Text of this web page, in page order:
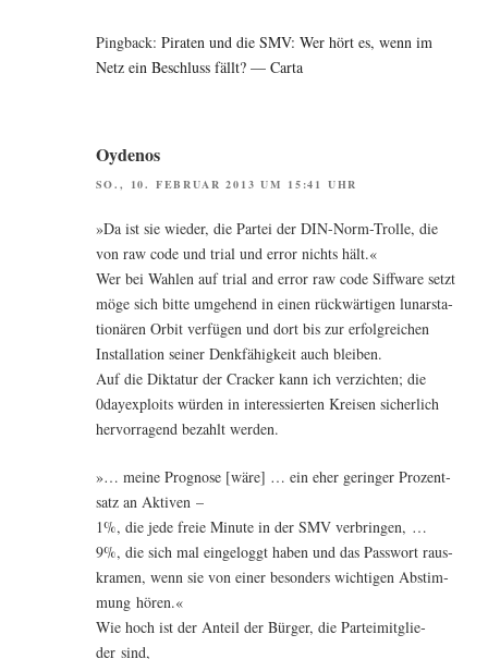
Pingback: Piraten und die SMV: Wer hört es, wenn im
Netz ein Beschluss fällt? — Carta
Oydenos
SO., 10. FEBRUAR 2013 UM 15:41 UHR
»Da ist sie wie­der, die Par­tei der DIN-Norm-Trol­le, die
von raw code und tri­al und error nichts hält.«
Wer bei Wah­len auf tri­al and error raw code Siff­wa­re setzt
möge sich bit­te umge­hend in einen rück­wär­ti­gen lun­ars­ta­
tio­nä­ren Orbit ver­fü­gen und dort bis zur erfolg­rei­chen
Instal­la­ti­on sei­ner Denk­fä­hig­keit auch bleiben.
Auf die Dik­ta­tur der Cra­cker kann ich ver­zich­ten; die
0dayexploits wür­den in inter­es­sier­ten Krei­sen sicher­lich
her­vor­ra­gend bezahlt werden.
»… mei­ne Pro­gno­se [wäre] … ein eher gerin­ger Pro­zent­
satz an Aktiven –
1%, die jede freie Minu­te in der SMV verbringen, …
9%, die sich mal ein­ge­loggt haben und das Pass­wort raus­
kra­men, wenn sie von einer beson­ders wich­ti­gen Abstim­
mung hören.«
Wie hoch ist der Anteil der Bür­ger, die Par­tei­mit­glie­
der sind,